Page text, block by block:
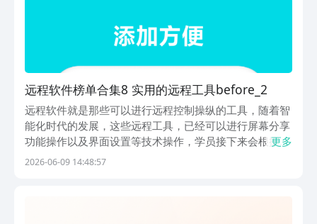
工单优先处理】进行反馈。 若您有产品
建议，请打开向日葵APP-我的-联系我
馈。 我们在修复bug优化产品的路上从未
停歇，您的反馈是对我们改善服务最大的
帮助！ 联系我们 公众号：贝锐科技 官
网：http://sunlogin.oray.com 官方微
博：向日葵远程控制
远程软件榜单合集8 实用的远程工具before_2
远程软件就是那些可以进行远程控制操纵的工具，随着智
能化时代的发展，这些远程工具，已经可以进行屏幕分享
功能操作以及界面设置等技术操作，学员接下来会根据大
家的生活工作需求，为大家推荐一些好用的远程工具，大
更多
2026-06-09 14:48:57